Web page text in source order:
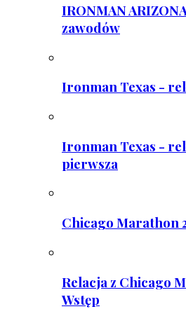
IRONMAN
zawodów
Ironman Texas -
Ironman Texas -
pierwsza
Chicago Marathon
Relacja z Chicago
Wstęp